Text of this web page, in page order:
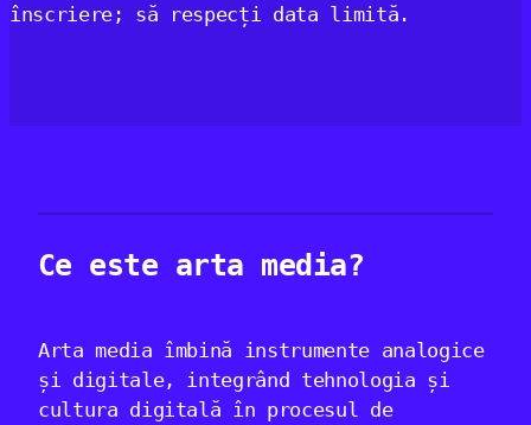
înscriere; să respecți data limită.
Ce este arta media?
Arta media îmbină instrumente analogice
și digitale, integrând tehnologia și
cultura digitală în procesul de